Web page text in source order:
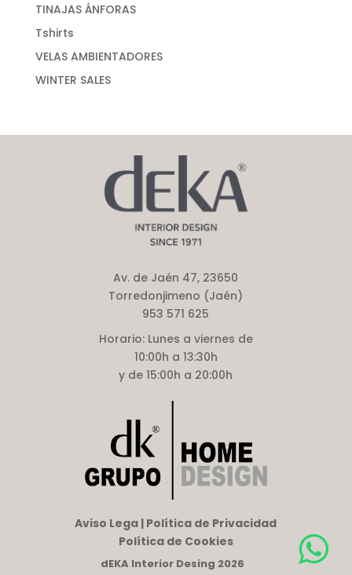
TINAJAS ÁNFORAS
Tshirts
VELAS AMBIENTADORES
WINTER SALES
Av. de Jaén 47, 23650
Torredonjimeno (Jaén)
953 571 625
Horario:Lunes a viernes de
10:00h a 13:30h
y de 15:00h a 20:00h
Aviso Lega | Política de Privacidad
Política de Cookies
dEKA Interior Desing 2026